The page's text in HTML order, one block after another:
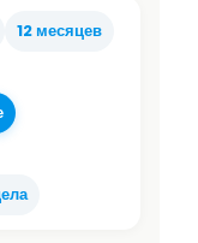
12 месяцев